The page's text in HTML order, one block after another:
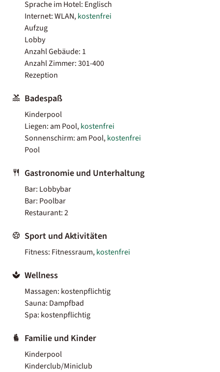
Sprache im Hotel: Englisch
Internet: WLAN,kostenfrei
Aufzug
Lobby
Anzahl Gebäude: 1
Anzahl Zimmer: 301-400
Rezeption
Badespaß
Kinderpool
Liegen: am Pool,kostenfrei
Sonnenschirm: am Pool,kostenfrei
Pool
Gastronomie und Unterhaltung
Bar: Lobbybar
Bar: Poolbar
Restaurant: 2
Sport und Aktivitäten
Fitness: Fitnessraum,kostenfrei
Wellness
Massagen: kostenpflichtig
Sauna: Dampfbad
Spa: kostenpflichtig
Familie und Kinder
Kinderpool
Kinderclub/Miniclub